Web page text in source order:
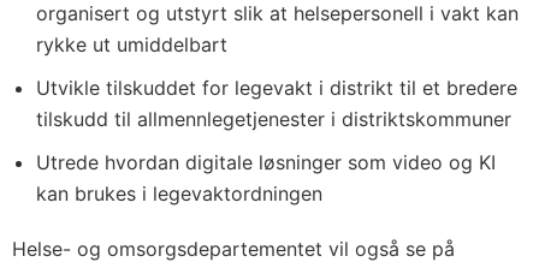
organisert og utstyrt slik at helsepersonell i vakt kan
rykke ut umiddelbart
Utvikle tilskuddet for legevakt i distrikt til et bredere
tilskudd til allmennlegetjenester i distriktskommuner
Utrede hvordan digitale løsninger som video og KI
kan brukes i legevaktordningen
Helse- og omsorgsdepartementet vil også se på